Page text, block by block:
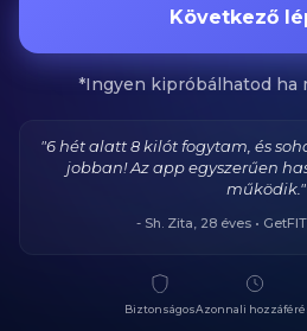
Következő
*Ingyen kipróbálhatod ha
"6 hét alatt 8 kilót fogytam, és
jobban! Az app egyszerűen
működik."
- Sh. Zita, 28 éves •
BiztonságosAzonnali